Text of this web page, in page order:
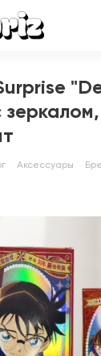
Аксессуары